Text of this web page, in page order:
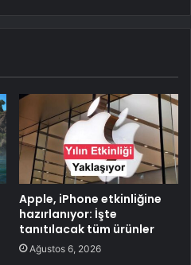
Apple, iPhone etkinliğine
hazırlanıyor: İşte
tanıtılacak tüm ürünler
Ağustos 6, 2026